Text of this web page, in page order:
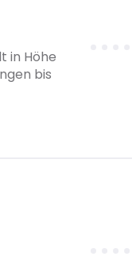
in Höhe
bis